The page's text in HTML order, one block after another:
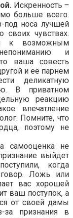
Искренность –
больше всего.
под носа лучшей
своих чувствах.
к возможным
и
ваша совесть
и её парнем
деликатную
В приватном
реакцию
впечатление
Помните, что
поэтому не
самооценка не
выйдет
когда
Ложь или
вас хорошей
ваш поступок, а
от своей дамы
за признания в